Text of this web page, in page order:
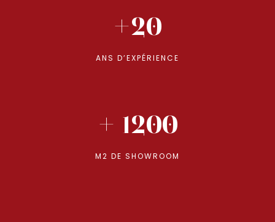
+20
ANS D’EXPÉRIENCE
+ 1200
M2 DE SHOWROOM